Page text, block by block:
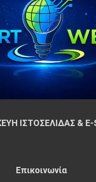
ΙΣΤΟΣΕΛΙΔΑΣ & E-
Επικοινωνία